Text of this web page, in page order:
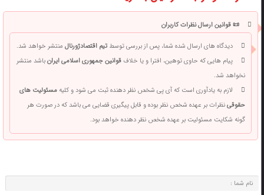
📜 قوانین ارسال نظرات کاربران
دیدگاه های ارسال شده شما، پس از بررسی توسطتیم اقتصادژورنالمنتشر خواهد شد.
پیام هایی که حاوی توهین، افترا و یا خلافقوانین جمهوری اسلامی ایرانباشد منتشر
نخواهد شد.
لازم به یادآوری است که آی پی شخص نظر دهنده ثبت می شود و کلیهمسئولیت های
حقوقینظرات بر عهده شخص نظر بوده و قابل پیگیری قضایی می باشد که در صورت هر
گونه شکایت مسئولیت بر عهده شخص نظر دهنده خواهد بود.